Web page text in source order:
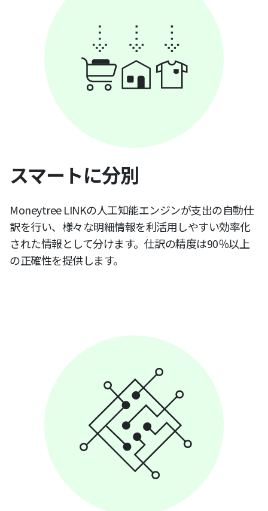
スマートに分別
Moneytree LINKの人工知能エンジンが支出の自動仕
訳を行い、様々な明細情報を利活用しやすい効率化
された情報として分けます。仕訳の精度は90％以上
の正確性を提供します。